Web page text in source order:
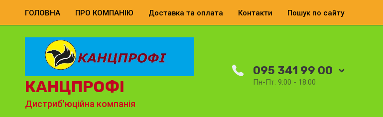
ГОЛОВНА ПРО КОМПАНІЮ Доставка та оплата Контакти Пошук по сайту
КАНЦПРОФІ
Дистриб'юційна компанія
095 341 99 00
Пн-Пт: 9:00 - 18:00